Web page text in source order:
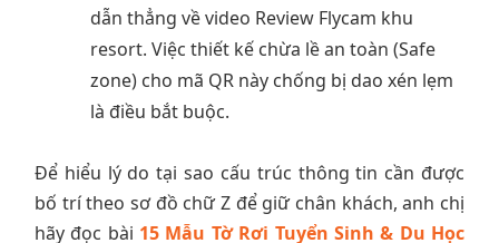
dẫn thẳng về video Review Flycam khu
resort. Việc thiết kế chừa lề an toàn (Safe
zone) cho mã QR này chống bị dao xén lẹm
là điều bắt buộc.
Để hiểu lý do tại sao cấu trúc thông tin cần được
bố trí theo sơ đồ chữ Z để giữ chân khách, anh chị
hãy đọc bài 15 Mẫu Tờ Rơi Tuyển Sinh & Du Học